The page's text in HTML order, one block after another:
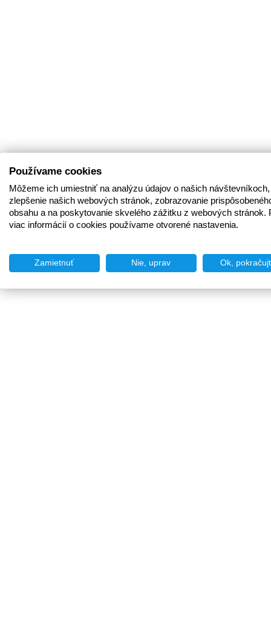
Používame cookies
Môžeme ich umiestniť na analýzu údajov o našich
zlepšenie našich webových stránok, zobrazovanie
obsahu a na poskytovanie skvelého zážitku z webových stránok.
viac informácií o cookies používame otvorené nastavenia.
Zamietnuť Nie, uprav Ok,